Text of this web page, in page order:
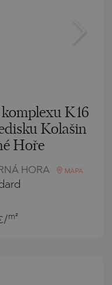
K16
Kolašin
Hoře
HORA MAPA
m²